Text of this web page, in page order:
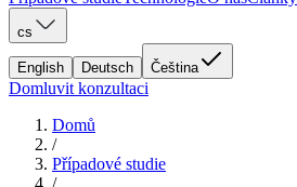
cs
English Deutsch Čeština
Domluvit konzultaci
Domů
/
Případové studie
/